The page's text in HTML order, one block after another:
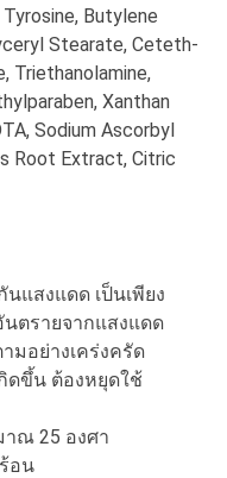
Butylene
Stearate, Ceteth-
Triethanolamine,
Xanthan
Sodium Ascorbyl
Root Extract, Citric
แสงแดด เป็นเพียง
ตรายจากแสงแดด
มอย่างเคร่งครัด
ดขึ้น ต้องหยุดใช้
ณ 25 องศา
อน